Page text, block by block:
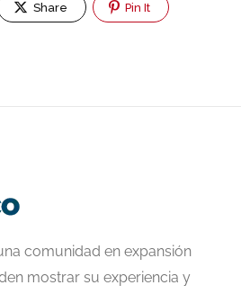
Share Pin It
comunidad en expansión
mostrar su experiencia y